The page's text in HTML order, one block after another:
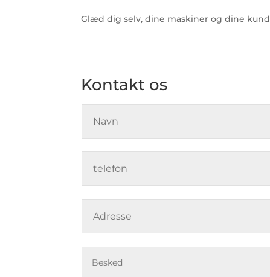
Glæd dig selv, dine maskiner og dine
Kontakt os